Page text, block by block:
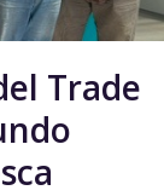
Trade